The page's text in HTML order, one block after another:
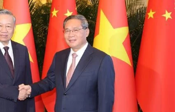
国际
旅游
友谊桥梁